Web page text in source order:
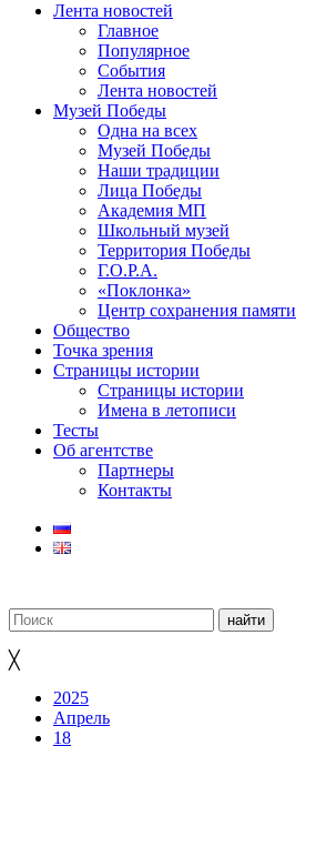
Лента новостей
Главное
Популярное
События
Лента новостей
Музей Победы
Одна на всех
Музей Победы
Наши традиции
Лица Победы
Академия МП
Школьный музей
Территория Победы
Г.О.Р.А.
«Поклонка»
Центр сохранения памяти
Общество
Точка зрения
Страницы истории
Страницы истории
Имена в летописи
Тесты
Об агентстве
Партнеры
Контакты
╳
2025
Апрель
18